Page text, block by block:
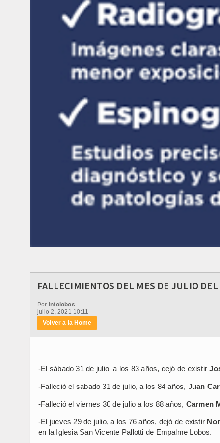
FALLECIMIENTOS DEL MES DE JULIO
Por Infolobos
julio 2, 2021 10:11
Volver a la Home
-El sábado 31 de julio, a los 83 años, dejó de existir
-Falleció el sábado 31 de julio, a los 84 años, Juan
-Falleció el viernes 30 de julio a los 88 años, Carmen
-El jueves 29 de julio, a los 76 años, dejó de existir
en la Iglesia San Vicente Pallotti de Empalme Lobos.